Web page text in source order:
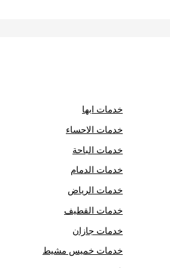
خدمات ابها
خدمات الاحساء
خدمات الباحة
خدمات الدمام
خدمات الرياض
خدمات القطيف
خدمات جازان
خدمات خميس مشيط